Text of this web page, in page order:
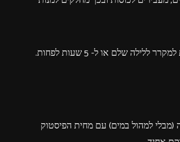
שלם או ל- 5 שעות לפחות.
למהול במים) עם מחית הפיסטוק